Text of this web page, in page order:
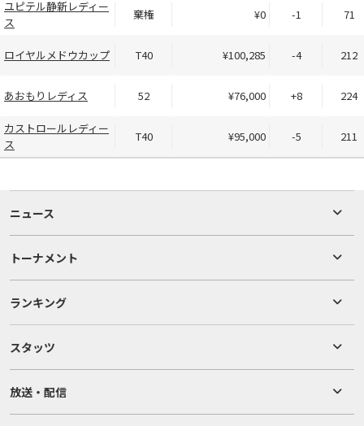
ユピテル静新レディー
ス
棄権 ¥0 -1 71
ロイヤルメドウカップ T40 ¥100,285 -4 212
あおもりレディス 52 ¥76,000 +8 224
カストロールレディー
ス
T40 ¥95,000 -5 211
ニュース
トーナメント
ランキング
スタッツ
放送・配信